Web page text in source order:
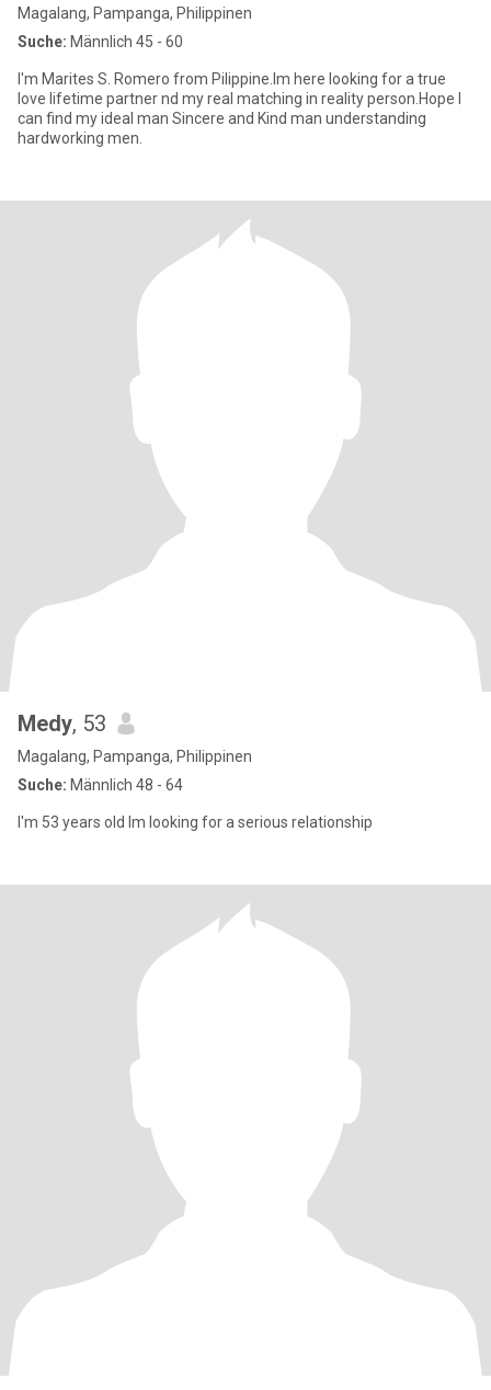
Magalang, Pampanga, Philippinen
Suche: Männlich 45 - 60
I'm Marites S. Romero from Pilippine.Im here looking for a true
love lifetime partner nd my real matching in reality person.Hope I
can find my ideal man Sincere and Kind man understanding
hardworking men.
Medy, 53
Magalang, Pampanga, Philippinen
Suche: Männlich 48 - 64
I'm 53 years old Im looking for a serious relationship